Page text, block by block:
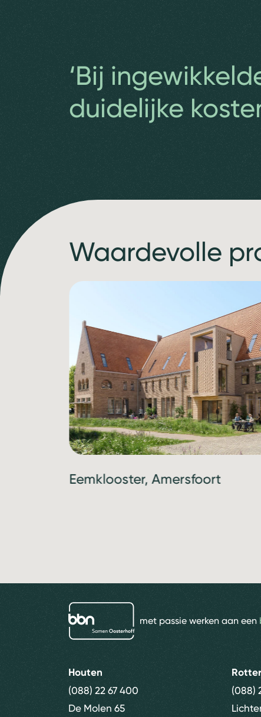
‘Bij
duidelijke
Waardevolle
Eemklooster, Amersfoort
bbn adviseurs
met passie werken aan een
Houten
(088) 22 67 400
De Molen 65
(088)